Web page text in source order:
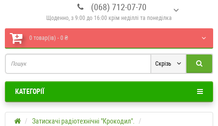
(068) 712-07-70
Щоденно, з 9:00 до 16:00 крім неділлі та понеділка
0 товар(ів) - 0 ₴
Скрізь
КАТЕГОРІЇ
Затискачі радіотехнічні "Крокодил".